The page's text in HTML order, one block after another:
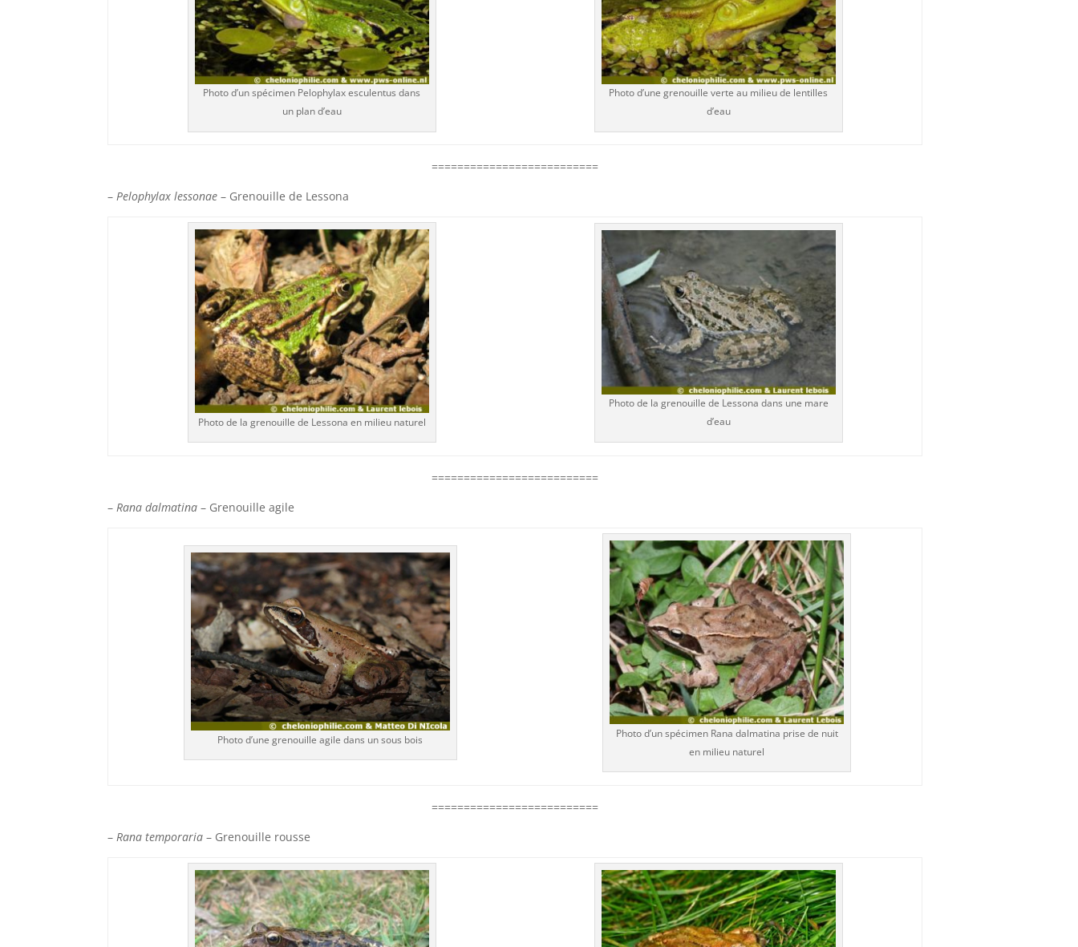
Photo d’un spécimen Pelophylax esculentus dans
un plan d’eau
Photo d’une grenouille verte au milieu de lentilles
d’eau
==========================
–Pelophylax lessonae – Grenouille de Lessona
Photo de la grenouille de Lessona en milieu naturel
Photo de la grenouille de Lessona dans une mare
d’eau
==========================
–Rana dalmatina – Grenouille agile
Photo d’une grenouille agile dans un sous bois
Photo d’un spécimen Rana dalmatina prise de nuit
en milieu naturel
==========================
–Rana temporaria – Grenouille rousse